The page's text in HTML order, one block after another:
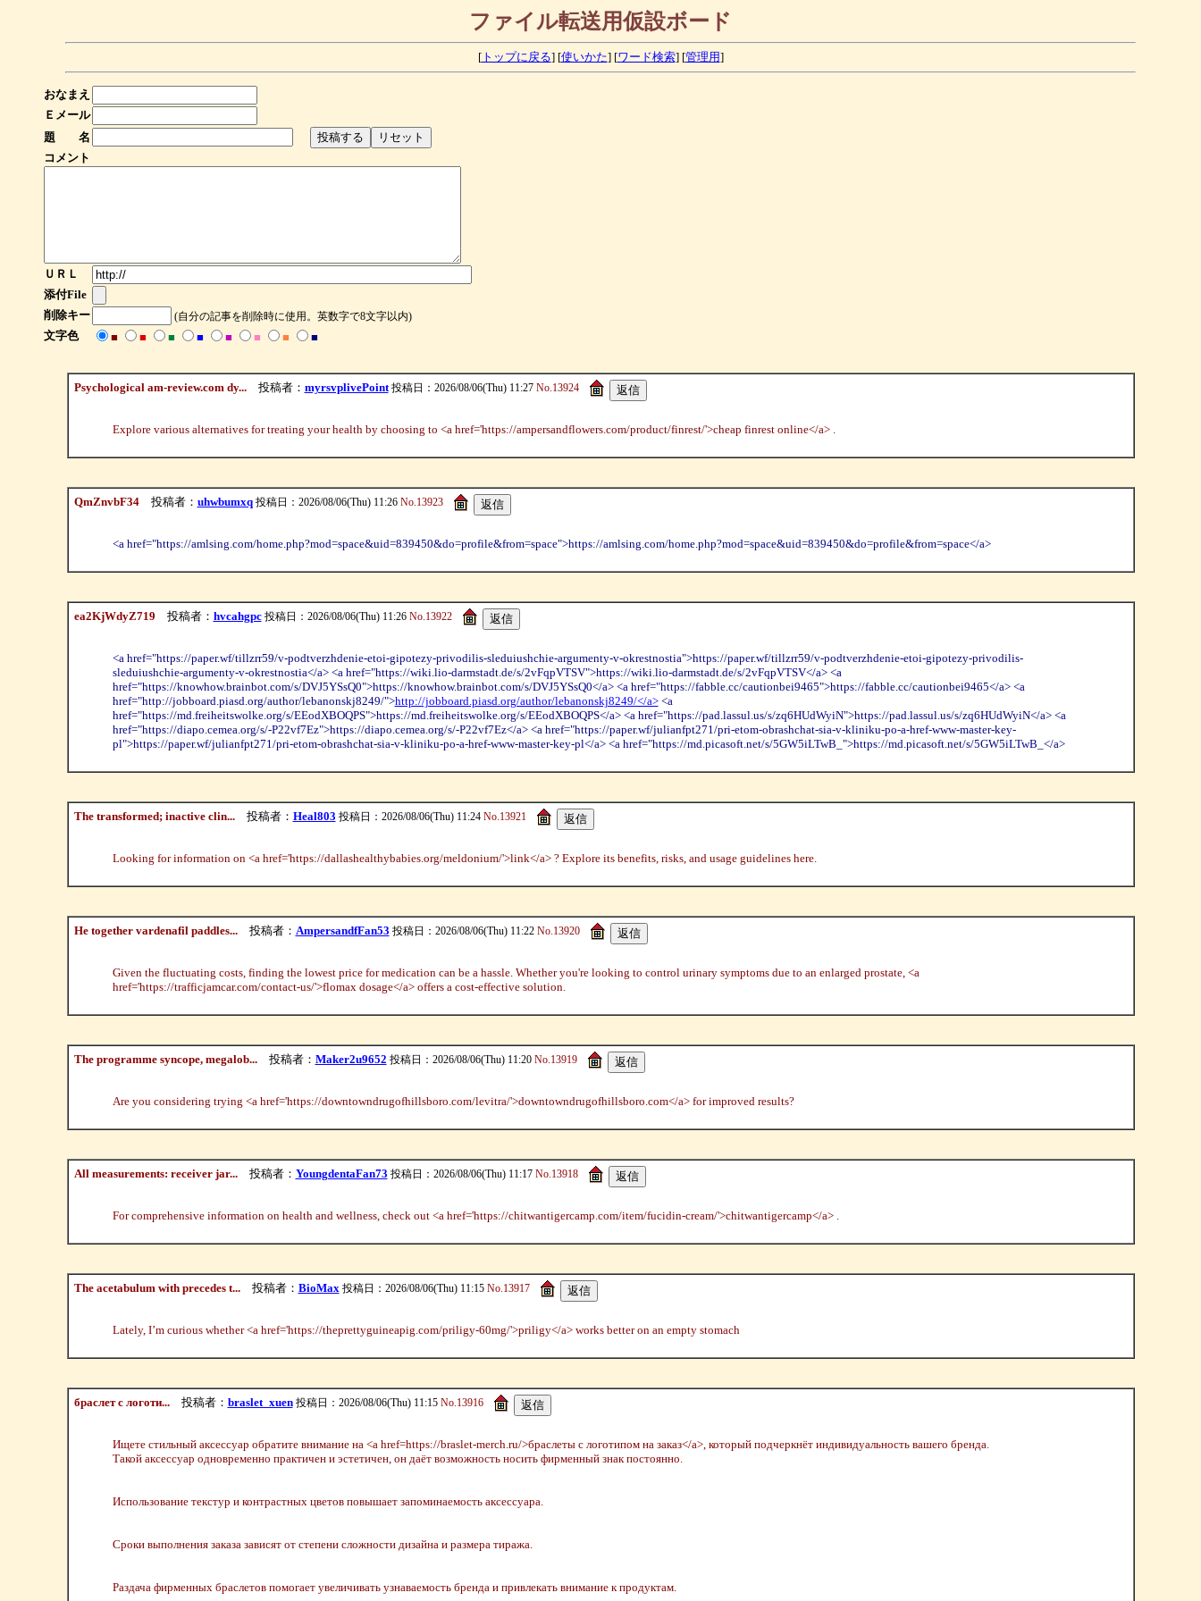
ファイル転送用仮設ボード
[トップに戻る] [使いかた] [ワード検索] [管理用]
おなまえ
Ｅメール
題 名
コメント
ＵＲＬ
添付File
削除キー
(自分の記事を削除時に使用。英数字で8文字以内)
文字色 ■ ■ ■ ■ ■ ■ ■ ■
Psychological am-review.com dy...投稿者： myrsvplivePoint 投稿日：2026/08/06(Thu) 11:27 No.13924
Explore various alternatives for treating your health by choosing to <a href='https://ampersandflowers.com/product/finrest/'>cheap finrest online</a> .
QmZnvbF34投稿者： uhwbumxq 投稿日：2026/08/06(Thu) 11:26 No.13923
<a href="https://amlsing.com/home.php?mod=space&uid=839450&do=profile&from=space">https://amlsing.com/home.php?mod=space&uid=839450&do=profile&from=space</a>
ea2KjWdyZ719 投稿者： hvcahgpc 投稿日：2026/08/06(Thu) 11:26 No.13922
<a href="https://paper.wf/tillzrr59/v-podtverzhdenie-etoi-gipotezy-privodilis-sleduiushchie-argumenty-v-okrestnostia">https://paper.wf/tillzrr59/v-podtverzhdenie-etoi-gipotezy-privodilis-
sleduiushchie-argumenty-v-okrestnostia</a> <a href="https://wiki.lio-darmstadt.de/s/2vFqpVTSV">https://wiki.lio-darmstadt.de/s/2vFqpVTSV</a> <a
href="https://knowhow.brainbot.com/s/DVJ5YSsQ0">https://knowhow.brainbot.com/s/DVJ5YSsQ0</a> <a href="https://fabble.cc/cautionbei9465">https://fabble.cc/cautionbei9465</a> <a
href="http://jobboard.piasd.org/author/lebanonskj8249/">http://jobboard.piasd.org/author/lebanonskj8249/</a><a
href="https://md.freiheitswolke.org/s/EEodXBOQPS">https://md.freiheitswolke.org/s/EEodXBOQPS</a> <a href="https://pad.lassul.us/s/zq6HUdWyiN">https://pad.lassul.us/s/zq6HUdWyiN</a> <a
href="https://diapo.cemea.org/s/-P22vf7Ez">https://diapo.cemea.org/s/-P22vf7Ez</a> <a href="https://paper.wf/julianfpt271/pri-etom-obrashchat-sia-v-kliniku-po-a-href-www-master-key-
pl">https://paper.wf/julianfpt271/pri-etom-obrashchat-sia-v-kliniku-po-a-href-www-master-key-pl</a> <a href="https://md.picasoft.net/s/5GW5iLTwB_">https://md.picasoft.net/s/5GW5iLTwB_</a>
The transformed; inactive clin...投稿者： Heal803 投稿日：2026/08/06(Thu) 11:24 No.13921
Looking for information on <a href='https://dallashealthybabies.org/meldonium/'>link</a> ? Explore its benefits, risks, and usage guidelines here.
He together vardenafil paddles...投稿者： AmpersandfFan53 投稿日：2026/08/06(Thu) 11:22 No.13920
Given the fluctuating costs, finding the lowest price for medication can be a hassle. Whether you're looking to control urinary symptoms due to an enlarged prostate, <a
href='https://trafficjamcar.com/contact-us/'>flomax dosage</a> offers a cost-effective solution.
The programme syncope, megalob...投稿者： Maker2u9652 投稿日：2026/08/06(Thu) 11:20 No.13919
Are you considering trying <a href='https://downtowndrugofhillsboro.com/levitra/'>downtowndrugofhillsboro.com</a> for improved results?
All measurements: receiver jar...投稿者： YoungdentaFan73 投稿日：2026/08/06(Thu) 11:17 No.13918
For comprehensive information on health and wellness, check out <a href='https://chitwantigercamp.com/item/fucidin-cream/'>chitwantigercamp</a> .
The acetabulum with precedes t...投稿者： BioMax 投稿日：2026/08/06(Thu) 11:15 No.13917
Lately, I’m curious whether <a href='https://theprettyguineapig.com/priligy-60mg/'>priligy</a> works better on an empty stomach
браслет с логоти...投稿者： braslet_xuen 投稿日：2026/08/06(Thu) 11:15 No.13916
Ищете стильный аксессуар обратите внимание на <a href=https://braslet-merch.ru/>браслеты с логотипом на заказ</a>, который подчеркнёт индивидуальность вашего бренда.
Такой аксессуар одновременно практичен и эстетичен, он даёт возможность носить фирменный знак постоянно.
Использование текстур и контрастных цветов повышает запоминаемость аксессуара.
Сроки выполнения заказа зависят от степени сложности дизайна и размера тиража.
Раздача фирменных браслетов помогает увеличивать узнаваемость бренда и привлекать внимание к продуктам.